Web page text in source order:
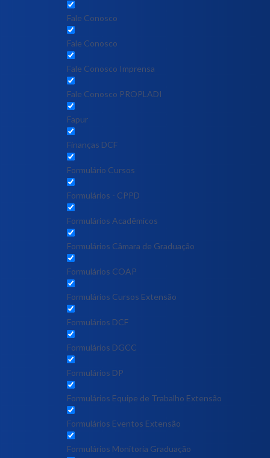
Fale Conosco
Fale Conosco
Fale Conosco Imprensa
Fale Conosco PROPLADI
Fapur
Finanças DCF
Formulário Cursos
Formulários - CPPD
Formulários Acadêmicos
Formulários Câmara de Graduação
Formulários COAP
Formulários Cursos Extensão
Formulários DCF
Formulários DGCC
Formulários DP
Formulários Equipe de Trabalho Extensão
Formulários Eventos Extensão
Formulários Monitoria Graduação